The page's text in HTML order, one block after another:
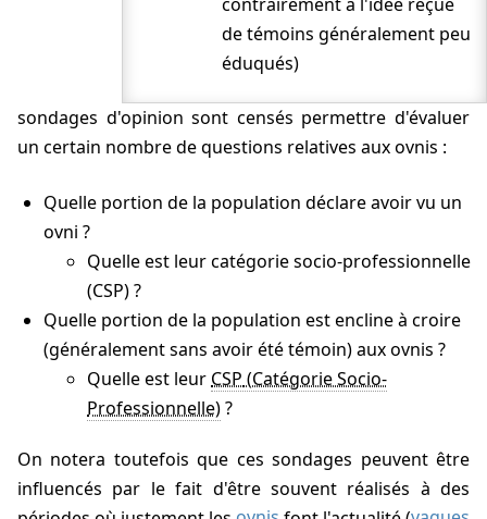
Gallup jeunesse (1978)
Optical Spectra (1978)
Astronomes amateurs
Dunedin Times (1979)
Daily Telegraph (1978-1981)
Doxa (1979)
Gallup (1982)
Psychology Today (1984)
Media General - AP (1985)
Gallup (1986)
de témoins généralement peu
éduqués)
sondages d'opinion sont censés permettre d'évaluer
un certain nombre de questions relatives aux ovnis :
Quelle portion de la population déclare avoir vu un
ovni ?
Quelle est leur catégorie socio-professionnelle
(CSP) ?
Quelle portion de la population est encline à croire
(généralement sans avoir été témoin) aux ovnis ?
Quelle est leur CSP
?
On notera toutefois que ces sondages peuvent être
influencés par le fait d'être souvent réalisés à des